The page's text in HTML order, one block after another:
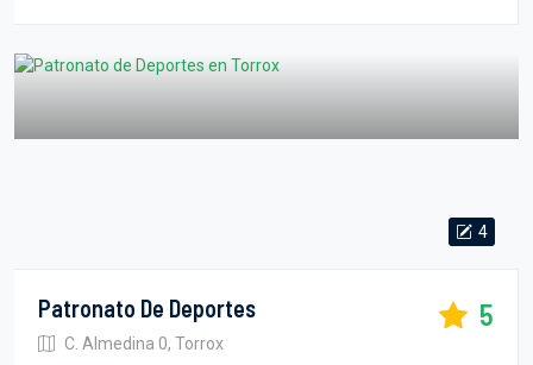
4
Patronato De Deportes
C. Almedina 0, Torrox
5